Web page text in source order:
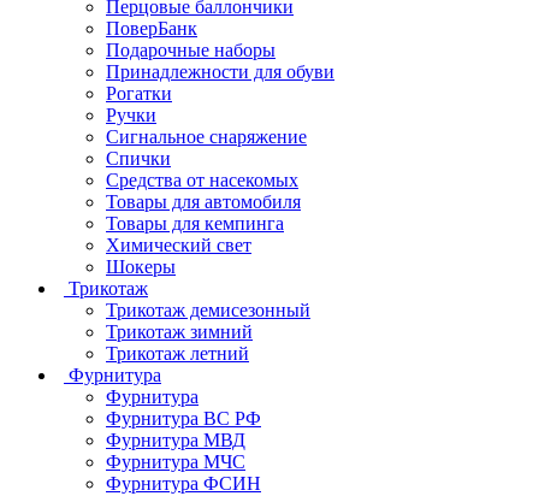
Перцовые баллончики
ПоверБанк
Подарочные наборы
Принадлежности для обуви
Рогатки
Ручки
Сигнальное снаряжение
Спички
Средства от насекомых
Товары для автомобиля
Товары для кемпинга
Химический свет
Шокеры
Трикотаж
Трикотаж демисезонный
Трикотаж зимний
Трикотаж летний
Фурнитура
Фурнитура
Фурнитура ВС РФ
Фурнитура МВД
Фурнитура МЧС
Фурнитура ФСИН